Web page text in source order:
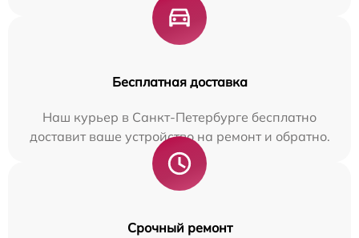
Бесплатная доставка
Наш курьер в Санкт-Петербурге бесплатно
доставит ваше устройство на ремонт и обратно.
Срочный ремонт